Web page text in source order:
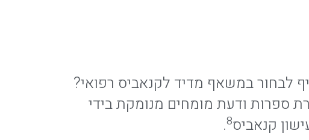
לבחור במשאף מדיד לקנאביס רפואי?
הראה סקירת ספרות ודעת מומחים מנומקת בידי
קנאביס8
.